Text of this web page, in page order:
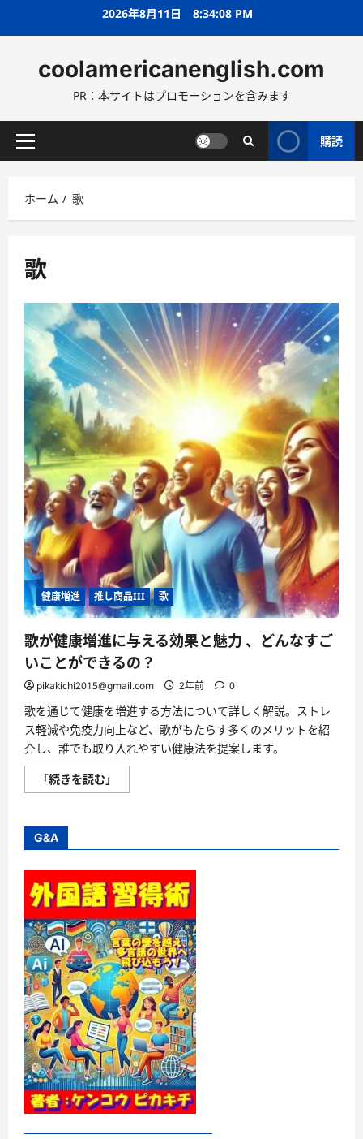
ス
ッ
2026年8月11日 8:34:09 PM
coolamericanenglish.com
PR：本サイトはプロモーションを含みます
メ
メ
ニ
ー
購読
ホーム 歌
歌
健康増進 推し商品III 歌
歌が健康増進に与える効果と魅力 、どんなすご
いことができるの？
pikakichi2015@gmail.com 2年前 0
歌を通じて健康を増進する方法について詳しく解説。ストレ
ス軽減や免疫力向上など、歌がもたらす多くのメリットを紹
介し、誰でも取り入れやすい健康法を提案します。
「続きを読む」
が
に
え
る
効
果
と
魅
力
、
ど
ん
な
す
ご
い
こ
と
が
で
き
る
の？
に
つ
い
G&A